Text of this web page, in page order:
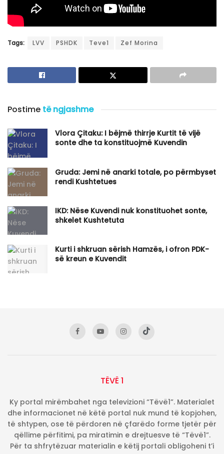
Tags: LVV PSHDK Teve1 Zef Morina
Postime të ngjashme
Vlora Çitaku: I bëjmë thirrje Kurtit të vijë
sonte dhe ta konstituojmë Kuvendin
Gruda: Jemi në anarki totale, po përmbyset
rendi Kushtetues
IKD: Nëse Kuvendi nuk konstituohet sonte,
shkelet Kushtetuta
Kurti i shkruan sërish Hamzës, i ofron PDK-
së kreun e Kuvendit
TËVË 1
Ky portal mirëmbahet nga televizioni “Tëvë1”. Materialet
dhe informacionet në këtë portal nuk mund të kopjohen,
të shtypen, ose të përdoren në çfarëdo forme tjetër për
qëllime përfitimi, pa miratimin e drejtuesve të “Tëvë1”.
Për ta shfrytëzuar materialin e këtij portali obligoheni t’i